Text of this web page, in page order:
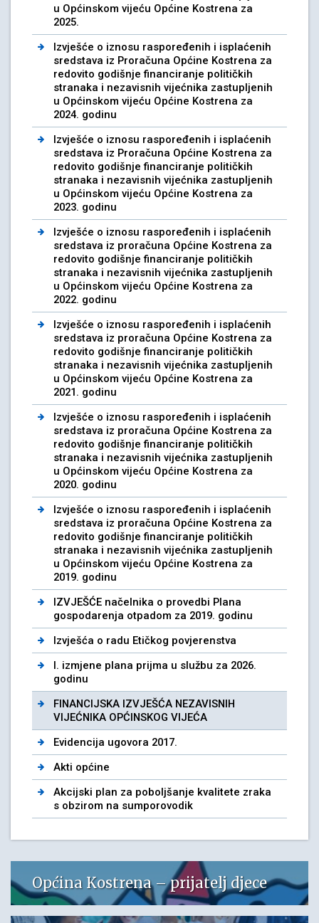
u Općinskom vijeću Općine Kostrena za
2025.
Izvješće o iznosu raspoređenih i isplaćenih
sredstava iz Proračuna Općine Kostrena za
redovito godišnje financiranje političkih
stranaka i nezavisnih vijećnika zastupljenih
u Općinskom vijeću Općine Kostrena za
2024. godinu
Izvješće o iznosu raspoređenih i isplaćenih
sredstava iz Proračuna Općine Kostrena za
redovito godišnje financiranje političkih
stranaka i nezavisnih vijećnika zastupljenih
u Općinskom vijeću Općine Kostrena za
2023. godinu
Izvješće o iznosu raspoređenih i isplaćenih
sredstava iz proračuna Općine Kostrena za
redovito godišnje financiranje političkih
stranaka i nezavisnih vijećnika zastupljenih
u Općinskom vijeću Općine Kostrena za
2022. godinu
Izvješće o iznosu raspoređenih i isplaćenih
sredstava iz proračuna Općine Kostrena za
redovito godišnje financiranje političkih
stranaka i nezavisnih vijećnika zastupljenih
u Općinskom vijeću Općine Kostrena za
2021. godinu
Izvješće o iznosu raspoređenih i isplaćenih
sredstava iz proračuna Općine Kostrena za
redovito godišnje financiranje političkih
stranaka i nezavisnih vijećnika zastupljenih
u Općinskom vijeću Općine Kostrena za
2020. godinu
Izvješće o iznosu raspoređenih i isplaćenih
sredstava iz proračuna Općine Kostrena za
redovito godišnje financiranje političkih
stranaka i nezavisnih vijećnika zastupljenih
u Općinskom vijeću Općine Kostrena za
2019. godinu
IZVJEŠĆE načelnika o provedbi Plana
gospodarenja otpadom za 2019. godinu
Izvješća o radu Etičkog povjerenstva
I. izmjene plana prijma u službu za 2026.
godinu
FINANCIJSKA IZVJEŠĆA NEZAVISNIH
VIJEĆNIKA OPĆINSKOG VIJEĆA
Evidencija ugovora 2017.
Akti općine
Akcijski plan za poboljšanje kvalitete zraka
s obzirom na sumporovodik
Općina Kostrena – prijatelj djece